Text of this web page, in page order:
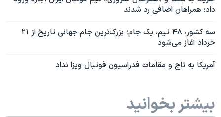
داد؛ همراهان اضافی رد شدند
سه کشور، ۴۸ تیم، یک جام؛ بزرگ‌ترین جام جهانی تاریخ از ۲۱
خرداد آغاز می‌شود
آمریکا به تاج و مقامات فدراسیون فوتبال ویزا نداد
بیشتر بخوانید